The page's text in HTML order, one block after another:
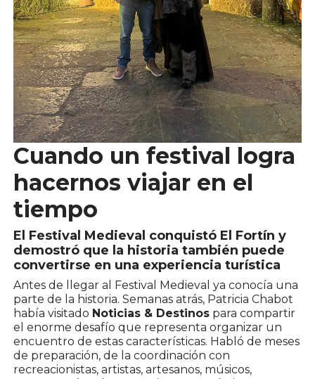
Cuando un festival logra
hacernos viajar en el
tiempo
El Festival Medieval conquistó El Fortín y
demostró que la historia también puede
convertirse en una experiencia turística
Antes de llegar al Festival Medieval ya conocía una
parte de la historia. Semanas atrás, Patricia Chabot
había visitado Noticias & Destinos para compartir
el enorme desafío que representa organizar un
encuentro de estas características. Habló de meses
de preparación, de la coordinación con
recreacionistas, artistas, artesanos, músicos,